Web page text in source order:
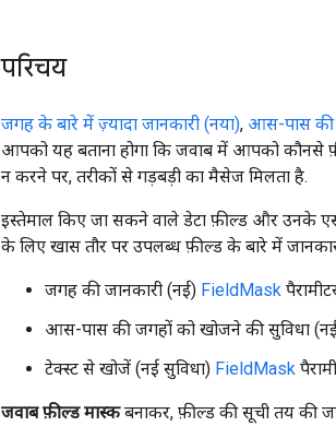
परिचय
जगह के बारे में ज़्यादा जानकारी (नया), आस-पास की
आपको यह बताना होगा कि जवाब में आपको कौनसे
न करने पर, तरीकों से गड़बड़ी का मैसेज मिलता है.
इस्तेमाल किए जा सकने वाले डेटा फ़ील्ड और उनके
के लिए खास तौर पर उपलब्ध फ़ील्ड के बारे में
जगह की जानकारी (नई) FieldMask
आस-पास की जगहों को खोजने की सुविधा
टेक्स्ट से खोजें (नई सुविधा) FieldMask
जवाब फ़ील्ड मास्कबनाकर, फ़ील्ड की सूची तय की